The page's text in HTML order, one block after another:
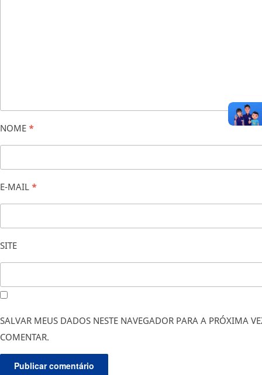
NOME *
E-MAIL *
SITE
SALVAR MEUS DADOS NESTE NAVEGADOR PARA A PRÓXIMA
COMENTAR.